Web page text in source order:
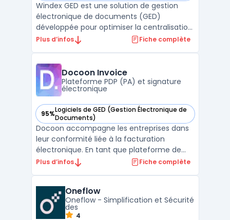
Windex GED est une solution de gestion
électronique de documents (GED)
développée pour optimiser la centralisation
et l’organisation des documents en
les informations essentielles grâce à une
interface intuitive et d ...
Plus d’infos Fiche complète
Docoon Invoice
Plateforme PDP (PA) et signature
électronique
95%Logiciels de GED (Gestion Électronique de
Documents)
— voir Docoon Invoice dans cette catégorie
Docoon accompagne les entreprises dans
leur conformité liée à la facturation
électronique. En tant que plateforme de
dématérialisation partenaire, cet outil
fluide avec les tiers pour simplifier les
échanges. Ce ...
Plus d’infos Fiche complète
Oneflow
Oneflow - Simplification et Sécurité
des
4